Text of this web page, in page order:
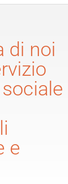
di noi
e